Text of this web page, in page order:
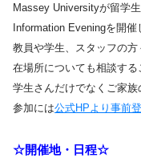
Massey Universityが留学
Information Eveningを開催
教員や学生、スタッフの
在場所についても相談する
学生さんだけでなくご家族
参加には公式HPより事前
☆開催地・日程☆